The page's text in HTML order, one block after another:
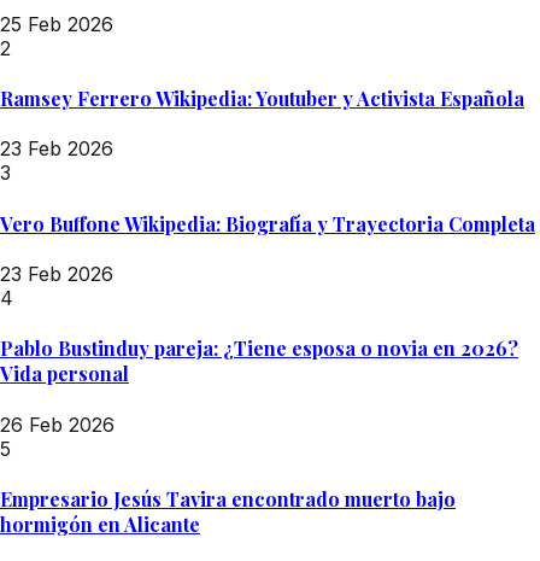
25 Feb 2026
2
Ramsey Ferrero Wikipedia: Youtuber y Activista Española
23 Feb 2026
3
Vero Buffone Wikipedia: Biografía y Trayectoria Completa
23 Feb 2026
4
Pablo Bustinduy pareja: ¿Tiene esposa o novia en 2026?
Vida personal
26 Feb 2026
5
Empresario Jesús Tavira encontrado muerto bajo
hormigón en Alicante